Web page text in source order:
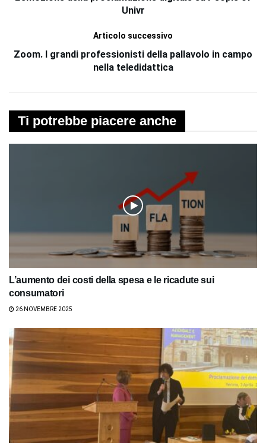
Univr
Articolo successivo
Zoom. I grandi professionisti della pallavolo in campo
nella teledidattica
Ti potrebbe piacere anche
L’aumento dei costi della spesa e le ricadute sui
consumatori
26 NOVEMBRE 2025